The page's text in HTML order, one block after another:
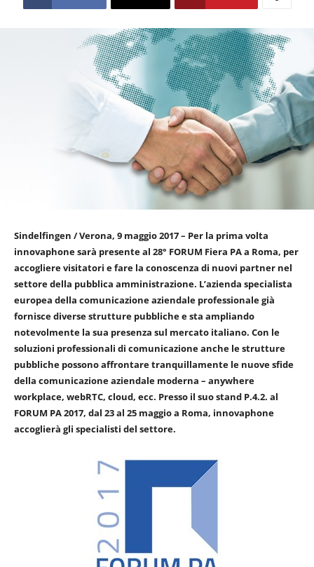
Sindelfingen / Verona, 9 maggio 2017 – Per la prima volta
innovaphone sarà presente al 28° FORUM Fiera PA a Roma, per
accogliere visitatori e fare la conoscenza di nuovi partner nel
settore della pubblica amministrazione. L’azienda specialista
europea della comunicazione aziendale professionale già
fornisce diverse strutture pubbliche e sta ampliando
notevolmente la sua presenza sul mercato italiano. Con le
soluzioni professionali di comunicazione anche le strutture
pubbliche possono affrontare tranquillamente le nuove sfide
della comunicazione aziendale moderna – anywhere
workplace, webRTC, cloud, ecc. Presso il suo stand P.4.2. al
FORUM PA 2017, dal 23 al 25 maggio a Roma, innovaphone
accoglierà gli specialisti del settore.